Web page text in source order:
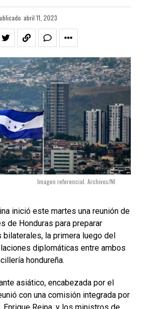
abril 11, 2023
Imagen referencial. Archivos/NI
inició este martes una reunión de
de Honduras para preparar
la primera luego del
diplomáticas entre ambos
hondureña.
asiático, encabezada por el
con una comisión integrada por